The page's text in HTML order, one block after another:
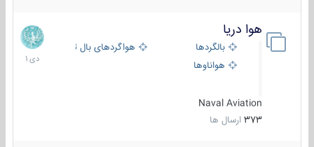
هوا دریا
بالگردها
هواگردهای بال ثابت
هواناوها
Naval Aviation
373 ارسال ها
12
دی
1401